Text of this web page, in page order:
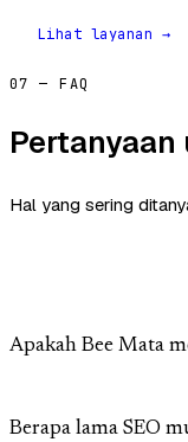
Lihat layanan →
07 — FAQ
Pertanyaan
Hal yang sering
Apakah Bee Mata
Berapa lama SEO